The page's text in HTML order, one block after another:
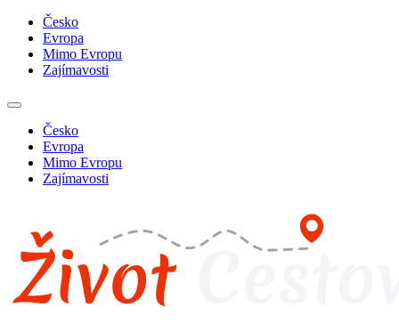
Česko
Evropa
Mimo Evropu
Zajímavosti
Česko
Evropa
Mimo Evropu
Zajímavosti